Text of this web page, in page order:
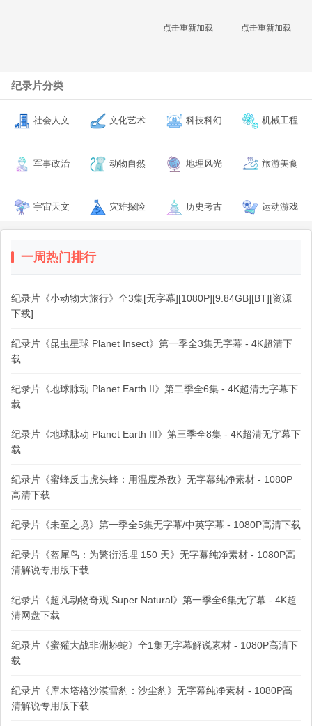
点击重新加载 点击重新加载
纪录片分类
社会人文 文化艺术 科技科幻 机械工程
军事政治 动物自然 地理风光 旅游美食
宇宙天文 灾难探险 历史考古 运动游戏
一周热门排行
纪录片《小动物大旅行》全3集[无字幕][1080P][9.84GB][BT][资源
下载]
纪录片《昆虫星球 Planet Insect》第一季全3集无字幕 - 4K超清下
载
纪录片《地球脉动 Planet Earth II》第二季全6集 - 4K超清无字幕下
载
纪录片《地球脉动 Planet Earth III》第三季全8集 - 4K超清无字幕下
载
纪录片《蜜蜂反击虎头蜂：用温度杀敌》无字幕纯净素材 - 1080P
高清下载
纪录片《未至之境》第一季全5集无字幕/中英字幕 - 1080P高清下载
纪录片《盔犀鸟：为繁衍活埋 150 天》无字幕纯净素材 - 1080P高
清解说专用版下载
纪录片《超凡动物奇观 Super Natural》第一季全6集无字幕 - 4K超
清网盘下载
纪录片《蜜獾大战非洲蟒蛇》全1集无字幕解说素材 - 1080P高清下
载
纪录片《库木塔格沙漠雪豹：沙尘豹》无字幕纯净素材 - 1080P高
清解说专用版下载